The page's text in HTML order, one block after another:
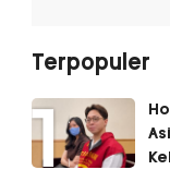
Terpopuler